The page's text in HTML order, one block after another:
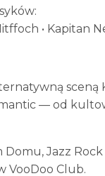
• Kapitan
sceną
— od
Jazz
VooDoo Club.